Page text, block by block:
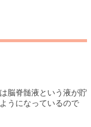
脳脊髄液という液が貯
うになっているので